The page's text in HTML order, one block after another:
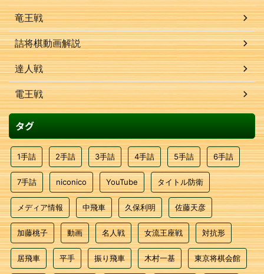
竜王戦
詰将棋動画解説
達人戦
電王戦
タグ
1手詰 2手詰 3手詰 4手詰 5手詰 6手詰
7手詰 niconico YouTube タイトル防衛
メディア情報 中飛車 久保利明 佐藤天彦
加藤桃子 動画 名人戦 女流王座戦 対抗形
居飛車 平手 振り飛車 木村一基 東京将棋会館